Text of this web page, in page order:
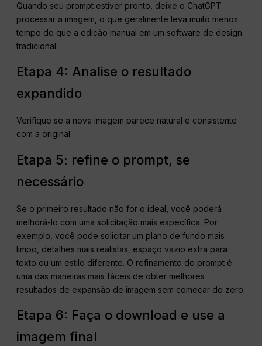
Quando seu prompt estiver pronto, deixe o ChatGPT
processar a imagem, o que geralmente leva muito menos
tempo do que a edição manual em um software de design
tradicional.
Etapa 4: Analise o resultado
expandido
Verifique se a nova imagem parece natural e consistente
com a original.
Etapa 5: refine o prompt, se
necessário
Se o primeiro resultado não for o ideal, você poderá
melhorá-lo com uma solicitação mais específica. Por
exemplo, você pode solicitar um plano de fundo mais
limpo, detalhes mais realistas, espaço vazio extra para
texto ou um estilo diferente. O refinamento do prompt é
uma das maneiras mais fáceis de obter melhores
resultados de expansão de imagem sem começar do zero.
Etapa 6: Faça o download e use a
imagem final